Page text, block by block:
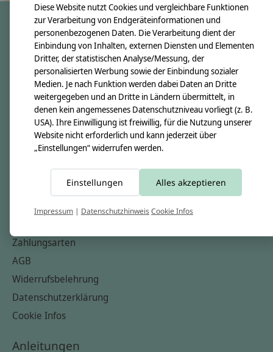
crêpes suzette
Über uns
Unsere Creppies
Nähkästchen
Unsere Stoffe
Impressum
Informationen
Kontakt
Zahlungsarten
AGB
Widerrufsbelehrung
Datenschutzerklärung
Cookie Infos
Anleitungen
Diese Website nutzt Cookies und vergleichbare Funktionen
zur Verarbeitung von Endgeräteinformationen und
personenbezogenen Daten. Die Verarbeitung dient der
Einbindung von Inhalten, externen Diensten und Elementen
Dritter, der statistischen Analyse/Messung, der
personalisierten Werbung sowie der Einbindung sozialer
Medien. Je nach Funktion werden dabei Daten an Dritte
weitergegeben und an Dritte in Ländern übermittelt, in
denen kein angemessenes Datenschutzniveau vorliegt (z. B.
USA). Ihre Einwilligung ist freiwillig, für die Nutzung unserer
Website nicht erforderlich und kann jederzeit über
„Einstellungen“ widerrufen werden.
Einstellungen Alles akzeptieren
Impressum | DatenschutzhinweisCookie Infos